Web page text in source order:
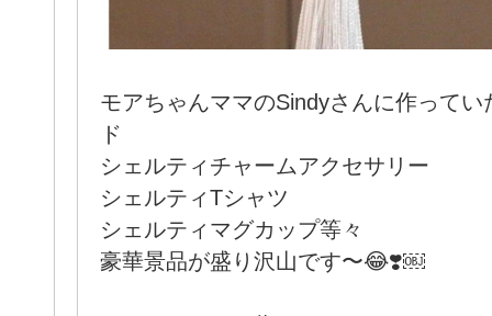
モアちゃんママのSindyさんに作って
ド
シェルティチャームアクセサリー
シェルティTシャツ
シェルティマグカップ等々
豪華景品が盛り沢山です〜😂❣️￼